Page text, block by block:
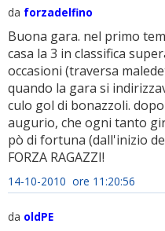
da forzadelfino
Buona gara. nel primo
casa la 3 in classifica
occasioni (traversa
quando la gara si
culo gol di bonazzoli.
augurio, che ogni tanto
pò di fortuna (dall'inizio
FORZA RAGAZZI!
14-10-2010 ore 11:20:56
da oldPE